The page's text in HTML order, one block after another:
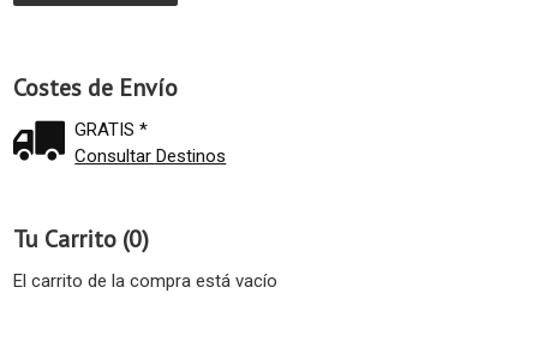
Costes de Envío
GRATIS *
Consultar Destinos
Tu Carrito (0)
El carrito de la compra está vacío